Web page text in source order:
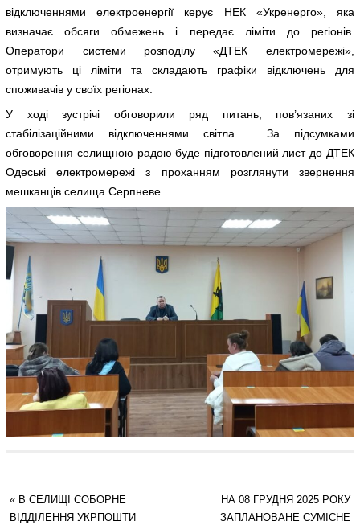
відключеннями електроенергії керує НЕК «Укренерго», яка
визначає обсяги обмежень і передає ліміти до регіонів.
Оператори системи розподілу «ДТЕК електромережі»,
отримують ці ліміти та складають графіки відключень для
споживачів у своїх регіонах.
У ході зустрічі обговорили ряд питань, пов’язаних зі
стабілізаційними відключеннями світла. За підсумками
обговорення селищною радою буде підготовлений лист до ДТЕК
Одеські електромережі з проханням розглянути звернення
мешканців селища Серпневе.
«В СЕЛИЩІ СОБОРНЕ
ВІДДІЛЕННЯ УКРПОШТИ
НА 08 ГРУДНЯ 2025 РОКУ
ЗАПЛАНОВАНЕ СУМІСНЕ